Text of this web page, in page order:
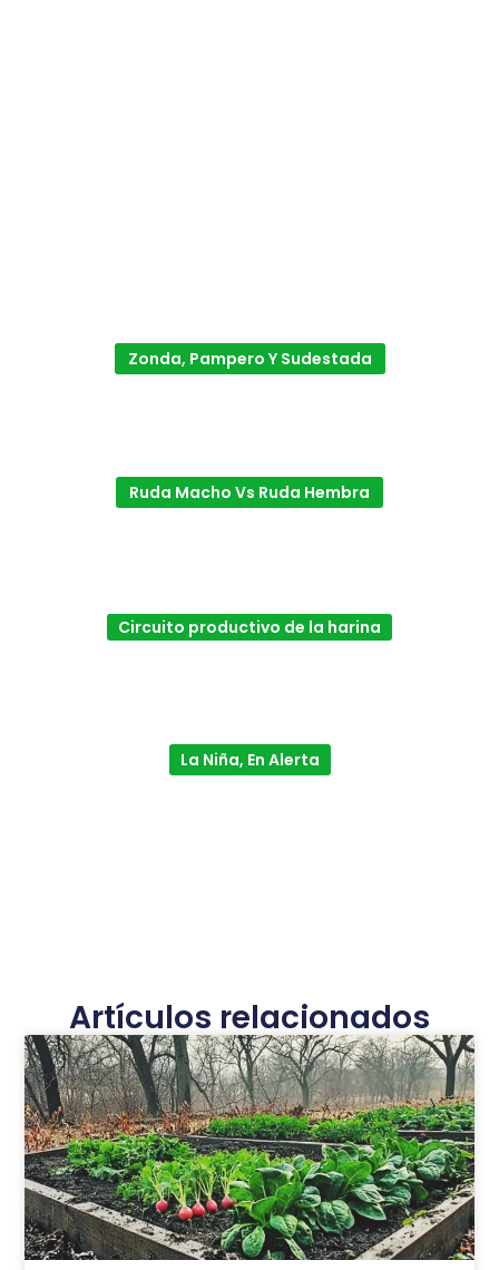
Zonda, Pampero Y Sudestada
Ruda Macho Vs Ruda Hembra
Circuito productivo de la harina
La Niña, En Alerta
Artículos relacionados